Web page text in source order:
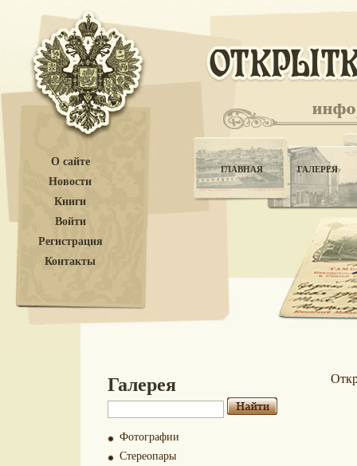
О сайте
Новости
Книги
Войти
Регистрация
Контакты
ГЛАВНАЯ ГАЛЕРЕЯ
Галерея
Фотографии
Стереопары